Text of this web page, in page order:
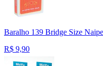
Baralho 139 Bridge Size
R$ 9,90